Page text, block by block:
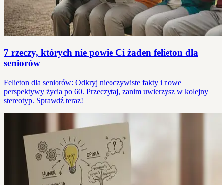
7 rzeczy, których nie powie Ci żaden felieton dla
seniorów
Felieton dla seniorów: Odkryj nieoczywiste fakty i nowe
perspektywy życia po 60. Przeczytaj, zanim uwierzysz w kolejny
stereotyp. Sprawdź teraz!